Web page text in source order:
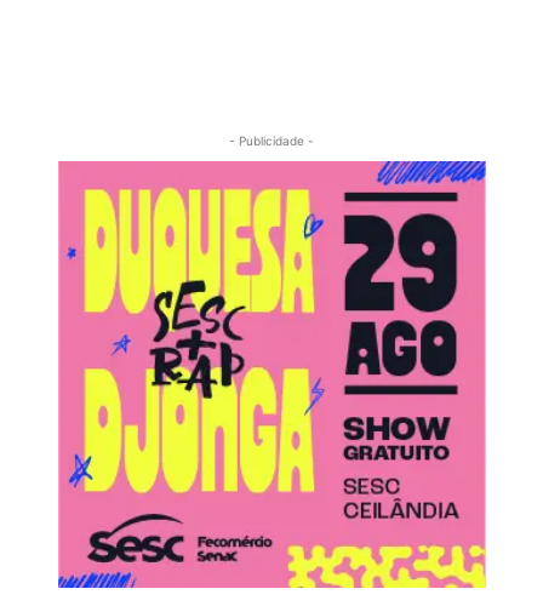
- Publicidade -